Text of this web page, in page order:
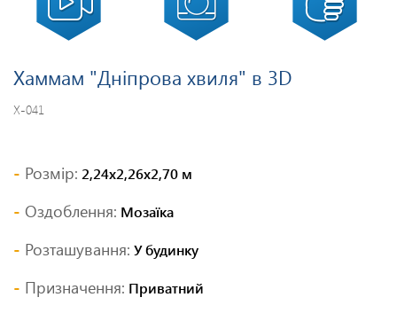
Хаммам "Дніпрова хвиля" в 3D
Х-041
Розмір: 2,24х2,26х2,70 м
Оздоблення: Мозаїка
Розташування: У будинку
Призначення: Приватний